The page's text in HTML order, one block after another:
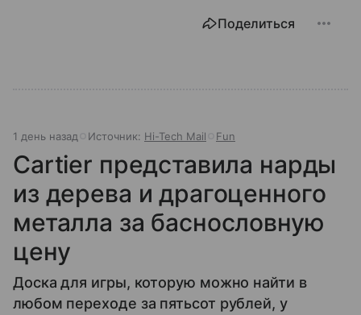
Поделиться
1 день назад Источник: Hi-Tech Mail Fun
Cartier представила нарды
из дерева и драгоценного
металла за баснословную
цену
Доска для игры, которую можно найти в
любом переходе за пятьсот рублей, у